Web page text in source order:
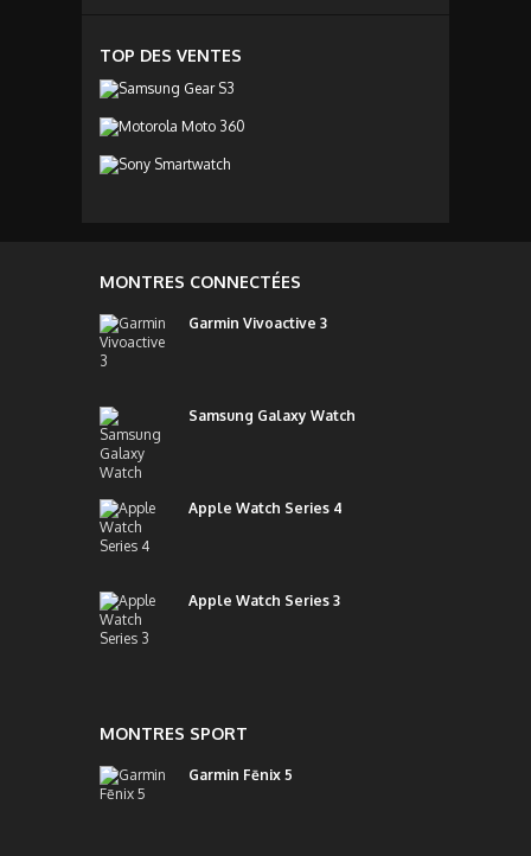
TOP DES VENTES
MONTRES CONNECTÉES
Garmin Vivoactive 3
Samsung Galaxy Watch
Apple Watch Series 4
Apple Watch Series 3
MONTRES SPORT
Garmin Fēnix 5